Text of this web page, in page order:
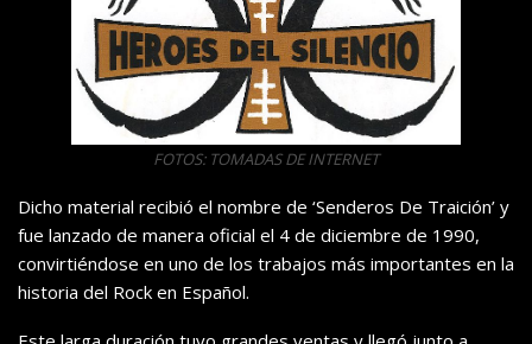
FOTOS: TOMADAS DE INTERNET
Dicho material recibió el nombre de ‘Senderos De Traición’ y
fue lanzado de manera oficial el 4 de diciembre de 1990,
convirtiéndose en uno de los trabajos más importantes en la
historia del Rock en Español.